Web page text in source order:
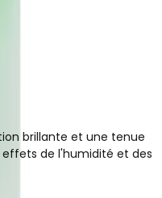
brillante et une tenue
de l'humidité et des